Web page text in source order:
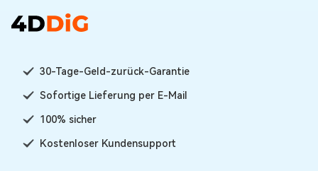
30-Tage-Geld-zurück-Garantie
Sofortige Lieferung per E-Mail
100% sicher
Kostenloser Kundensupport